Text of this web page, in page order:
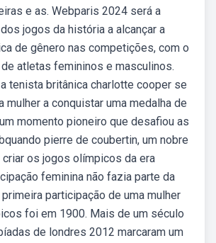
e as. Webparis 2024 será a
jogos da história a alcançar a
de gênero nas competições, com o
atletas femininos e masculinos.
tenista britânica charlotte cooper se
mulher a conquistar uma medalha de
momento pioneiro que desafiou as
pierre de coubertin, um nobre
os jogos olímpicos da era
feminina não fazia parte da
participação de uma mulher
foi em 1900. Mais de um século
de londres 2012 marcaram um